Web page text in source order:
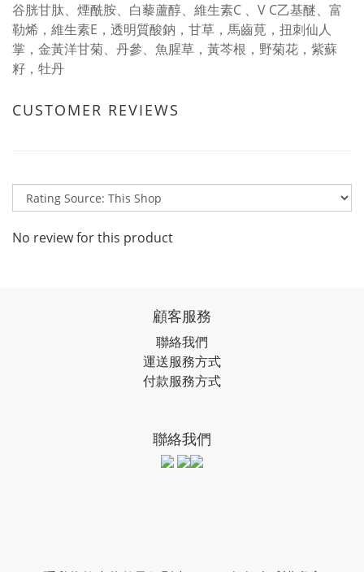
谷胱甘肽、煙酰胺、白藜蘆醇、維生素C 、V C乙基醚、富
勒烯，維生素E，透明質酸鈉，甘草，馬齒莧，扭刺仙人
掌，金黃洋甘菊、丹參、魚腥草，黃芩根，野菊花，紫蘇
籽，牡丹
CUSTOMER REVIEWS
No review for this product
顧客服務
聯絡我們
運送服務方式
付款服務方式
聯絡我們